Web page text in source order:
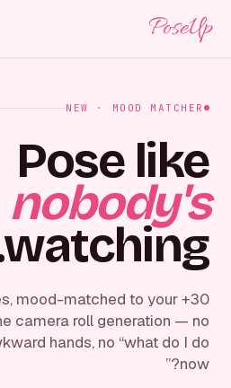
PoseUp
NEW · MOOD MATCHER
Pose like
nobody's
watching.
mood-matched to your
camera roll generation — no
hands, no “what do I do
now?”